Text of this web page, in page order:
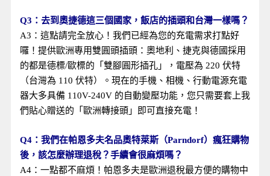
Q3：去到奧捷德這三個國家，飯店的插頭和台灣一樣嗎？
A3：這點請完全放心！我們已經為您的充電需求打點好
囉！提供歐洲專用雙圓頭插頭：奧地利、捷克與德國採用
的都是德標/歐標的「雙腳圓形插孔」，電壓為 220 伏特
（台灣為 110 伏特）。現在的手機、相機、行動電源充電
器大多具備 110V-240V 的自動變壓功能，您只需要套上我
們貼心贈送的「歐洲轉接頭」即可直接充電！
Q4：我們在帕恩多夫名品奧特萊斯（Parndorf）瘋狂購物
後，該怎麼辦理退稅？手續會很麻煩嗎？
A4：一點都不麻煩！帕恩多夫是歐洲退稅最方便的購物中